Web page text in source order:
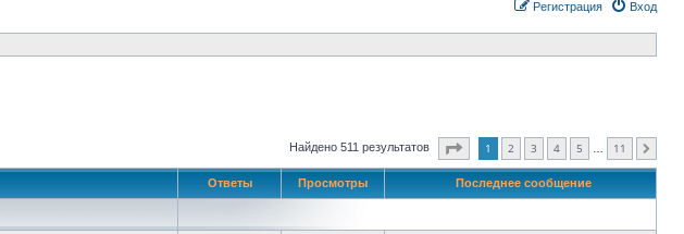
Вход
Регистрация
Найдено 511 результатов Страница из11
1 2 3 4 5 11
Ответы Просмотры Последнее сообщение